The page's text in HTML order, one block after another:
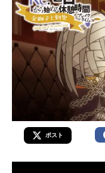
ポスト